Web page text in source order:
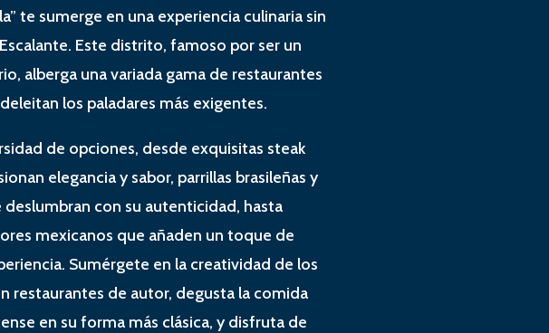
te sumerge en una experiencia culinaria sin
Este distrito, famoso por ser un
alberga una variada gama de restaurantes
los paladares más exigentes.
de opciones, desde exquisitas steak
elegancia y sabor, parrillas brasileñas y
deslumbran con su autenticidad, hasta
mexicanos que añaden un toque de
Sumérgete en la creatividad de los
restaurantes de autor, degusta la comida
en su forma más clásica, y disfruta de